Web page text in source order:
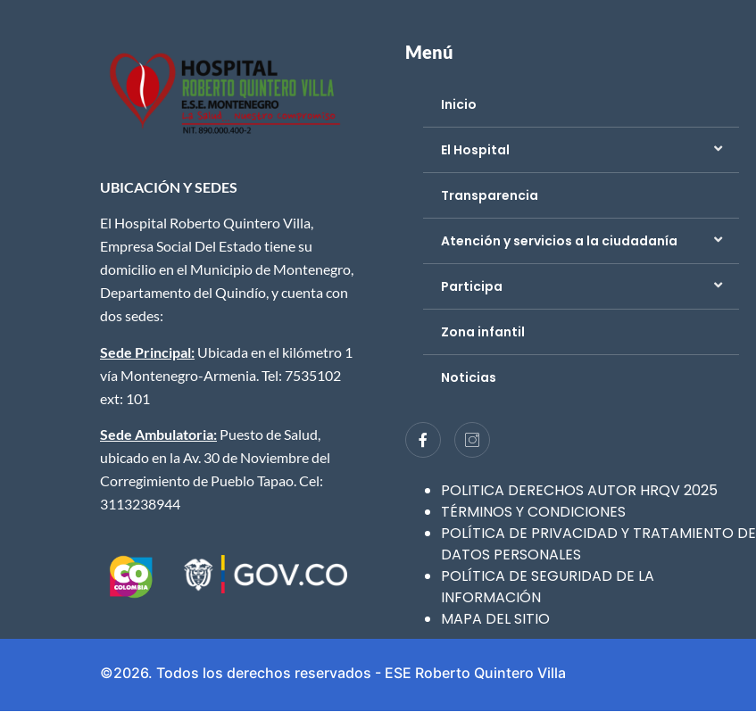
UBICACIÓN Y SEDES
El Hospital Roberto Quintero Villa,
Empresa Social Del Estado tiene su
domicilio en el Municipio de Montenegro,
Departamento del Quindío, y cuenta con
dos sedes:
Sede Principal: Ubicada en el kilómetro 1
vía Montenegro-Armenia. Tel: 7535102
ext: 101
Sede Ambulatoria: Puesto de Salud,
ubicado en la Av. 30 de Noviembre del
Corregimiento de Pueblo Tapao. Cel:
3113238944
Menú
Inicio
El Hospital
Transparencia
Atención y servicios a la ciudadanía
Participa
Zona infantil
Noticias
POLITICA DERECHOS AUTOR HRQV 2025
TÉRMINOS Y CONDICIONES
POLÍTICA DE PRIVACIDAD Y TRATAMIENTO DE
DATOS PERSONALES
POLÍTICA DE SEGURIDAD DE LA
INFORMACIÓN
MAPA DEL SITIO
©2026. Todos los derechos reservados - ESE Roberto Quintero Villa